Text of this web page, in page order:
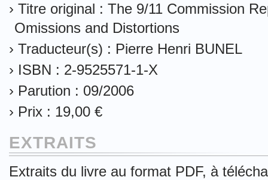
› Titre original : The 9/11 Commission
Omissions and Distortions
› Traducteur(s) : Pierre Henri BUNEL
› ISBN : 2-9525571-1-X
› Parution : 09/2006
› Prix : 19,00 €
EXTRAITS
Extraits du livre au format PDF, à